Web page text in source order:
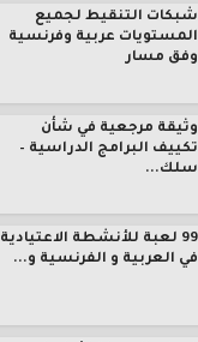
شبكات التنقيط لجميع
المستويات عربية وفرنسية
وفق مسار
وثيقة مرجعية في شأن
تكييف البرامج الدراسية –
سلك...
99 لعبة للأنشطة الاعتيادية
في العربية و الفرنسية و...